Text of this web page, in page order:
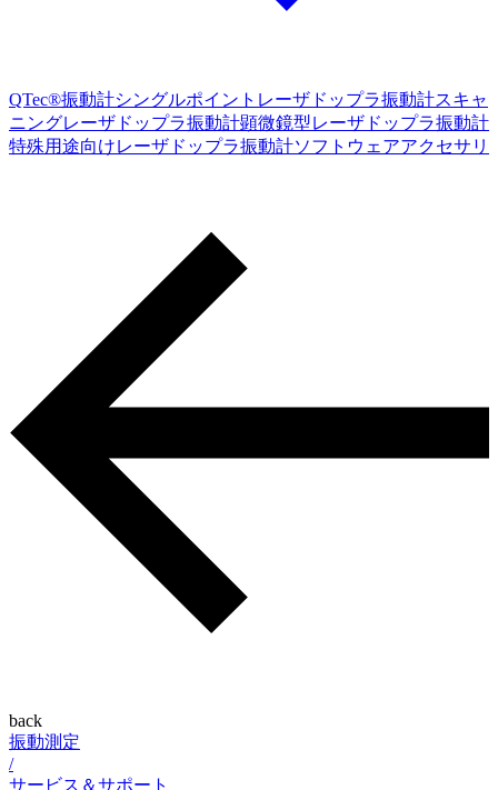
QTec®振動計シングルポイントレーザドップラ振動計スキャ
ニングレーザドップラ振動計顕微鏡型レーザドップラ振動計
特殊用途向けレーザドップラ振動計ソフトウェアアクセサリ
back
振動測定
/
サービス＆サポート